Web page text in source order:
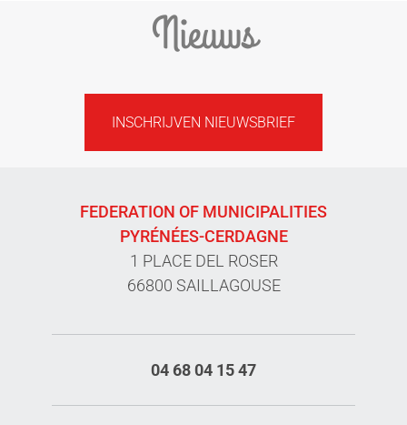
Nieuws
INSCHRIJVEN NIEUWSBRIEF
FEDERATION OF MUNICIPALITIES
PYRÉNÉES-CERDAGNE
1 PLACE DEL ROSER
66800 SAILLAGOUSE
04 68 04 15 47